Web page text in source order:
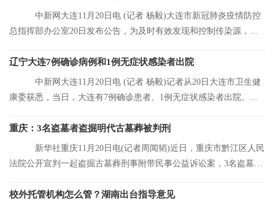
中新网大连11月20日电 (记者 杨毅)大连市新冠肺炎疫情防控
总指挥部办公室20日发布公告，为及时有效发现和控制传染源，结
辽宁大连7例确诊病例和1例无症状感染者出院
中新网大连11月20日电 (记者 杨毅)记者从20日大连市卫生健
康委获悉，当日，大连有7例确诊患者、1例无症状感染者出院。目
重庆：3名盗墓者盗掘明代古墓葬被判刑
新华社重庆11月20日电(记者周闻韬)近日，重庆市黔江区人民
法院公开宣判一起盗掘古墓葬刑事附带民事公益诉讼案，3名盗墓者
校外托管机构怎么管？湖南出台指导意见